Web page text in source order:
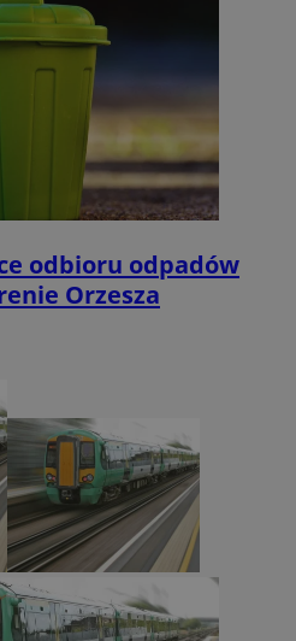
odbioru odpadów
Orzesza